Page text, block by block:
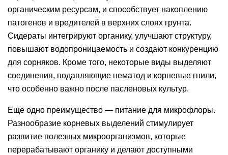
органическим ресурсам, и способствует накоплению
патогенов и вредителей в верхних слоях грунта.
Сидераты интегрируют органику, улучшают структуру,
повышают водопроницаемость и создают конкуренцию
для сорняков. Кроме того, некоторые виды выделяют
соединения, подавляющие нематод и корневые гнили,
что особенно важно после пасленовых культур.
Еще одно преимущество — питание для микрофлоры.
Разнообразие корневых выделений стимулирует
развитие полезных микроорганизмов, которые
перерабатывают органику и делают доступными